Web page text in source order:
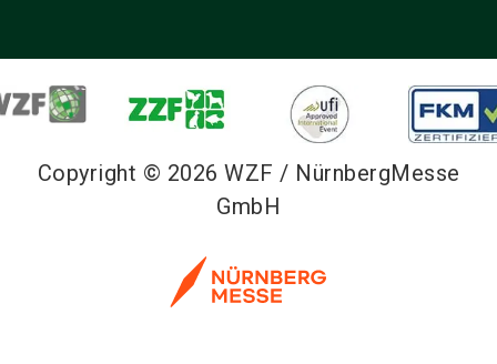
Copyright © 2026 WZF / NürnbergMesse
GmbH